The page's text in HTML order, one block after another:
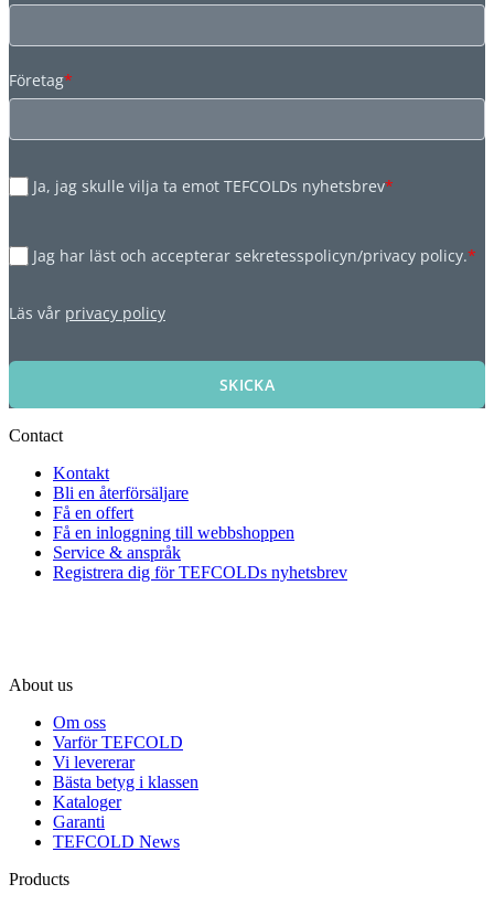
Företag*
Ja, jag skulle vilja ta emot TEFCOLDs nyhetsbrev*
Jag har läst och accepterar sekretesspolicyn/privacy policy.*
Läs vår privacy policy
SKICKA
Contact
Kontakt
Bli en återförsäljare
Få en offert
Få en inloggning till webbshoppen
Service & anspråk
Registrera dig för TEFCOLDs nyhetsbrev
About us
Om oss
Varför TEFCOLD
Vi levererar
Bästa betyg i klassen
Kataloger
Garanti
TEFCOLD News
Products